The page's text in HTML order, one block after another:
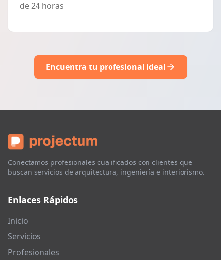
de 24 horas
Encuentra tu profesional ideal
Conectamos profesionales cualificados con clientes que
buscan servicios de arquitectura, ingeniería e interiorismo.
Enlaces Rápidos
Inicio
Servicios
Profesionales